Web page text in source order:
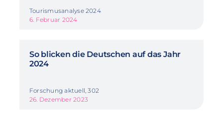
Tourismusanalyse 2024
6. Februar 2024
So blicken die Deutschen auf das Jahr
2024
Forschung aktuell, 302
26. Dezember 2023